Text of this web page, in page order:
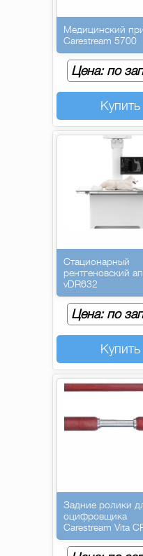
Медицинский
Carestream 5700
Цена: по
Купить
Стационарный
рентгеновский
vDR632
Цена: по
Купить
Задние ролики
оцифровщика
Carestream Vita